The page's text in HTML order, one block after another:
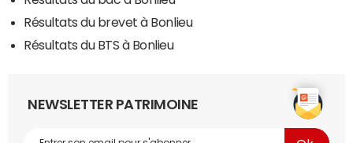
Résultats du brevet à Bonlieu
Résultats du BTS à Bonlieu
NEWSLETTER PATRIMOINE